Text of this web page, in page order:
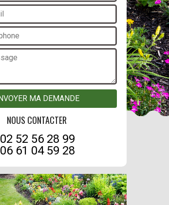
NOUS CONTACTER
02 52 56 28 99
06 61 04 59 28